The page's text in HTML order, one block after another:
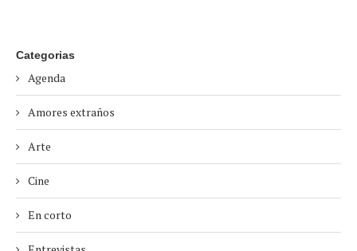
Categorias
Agenda
Amores extraños
Arte
Cine
En corto